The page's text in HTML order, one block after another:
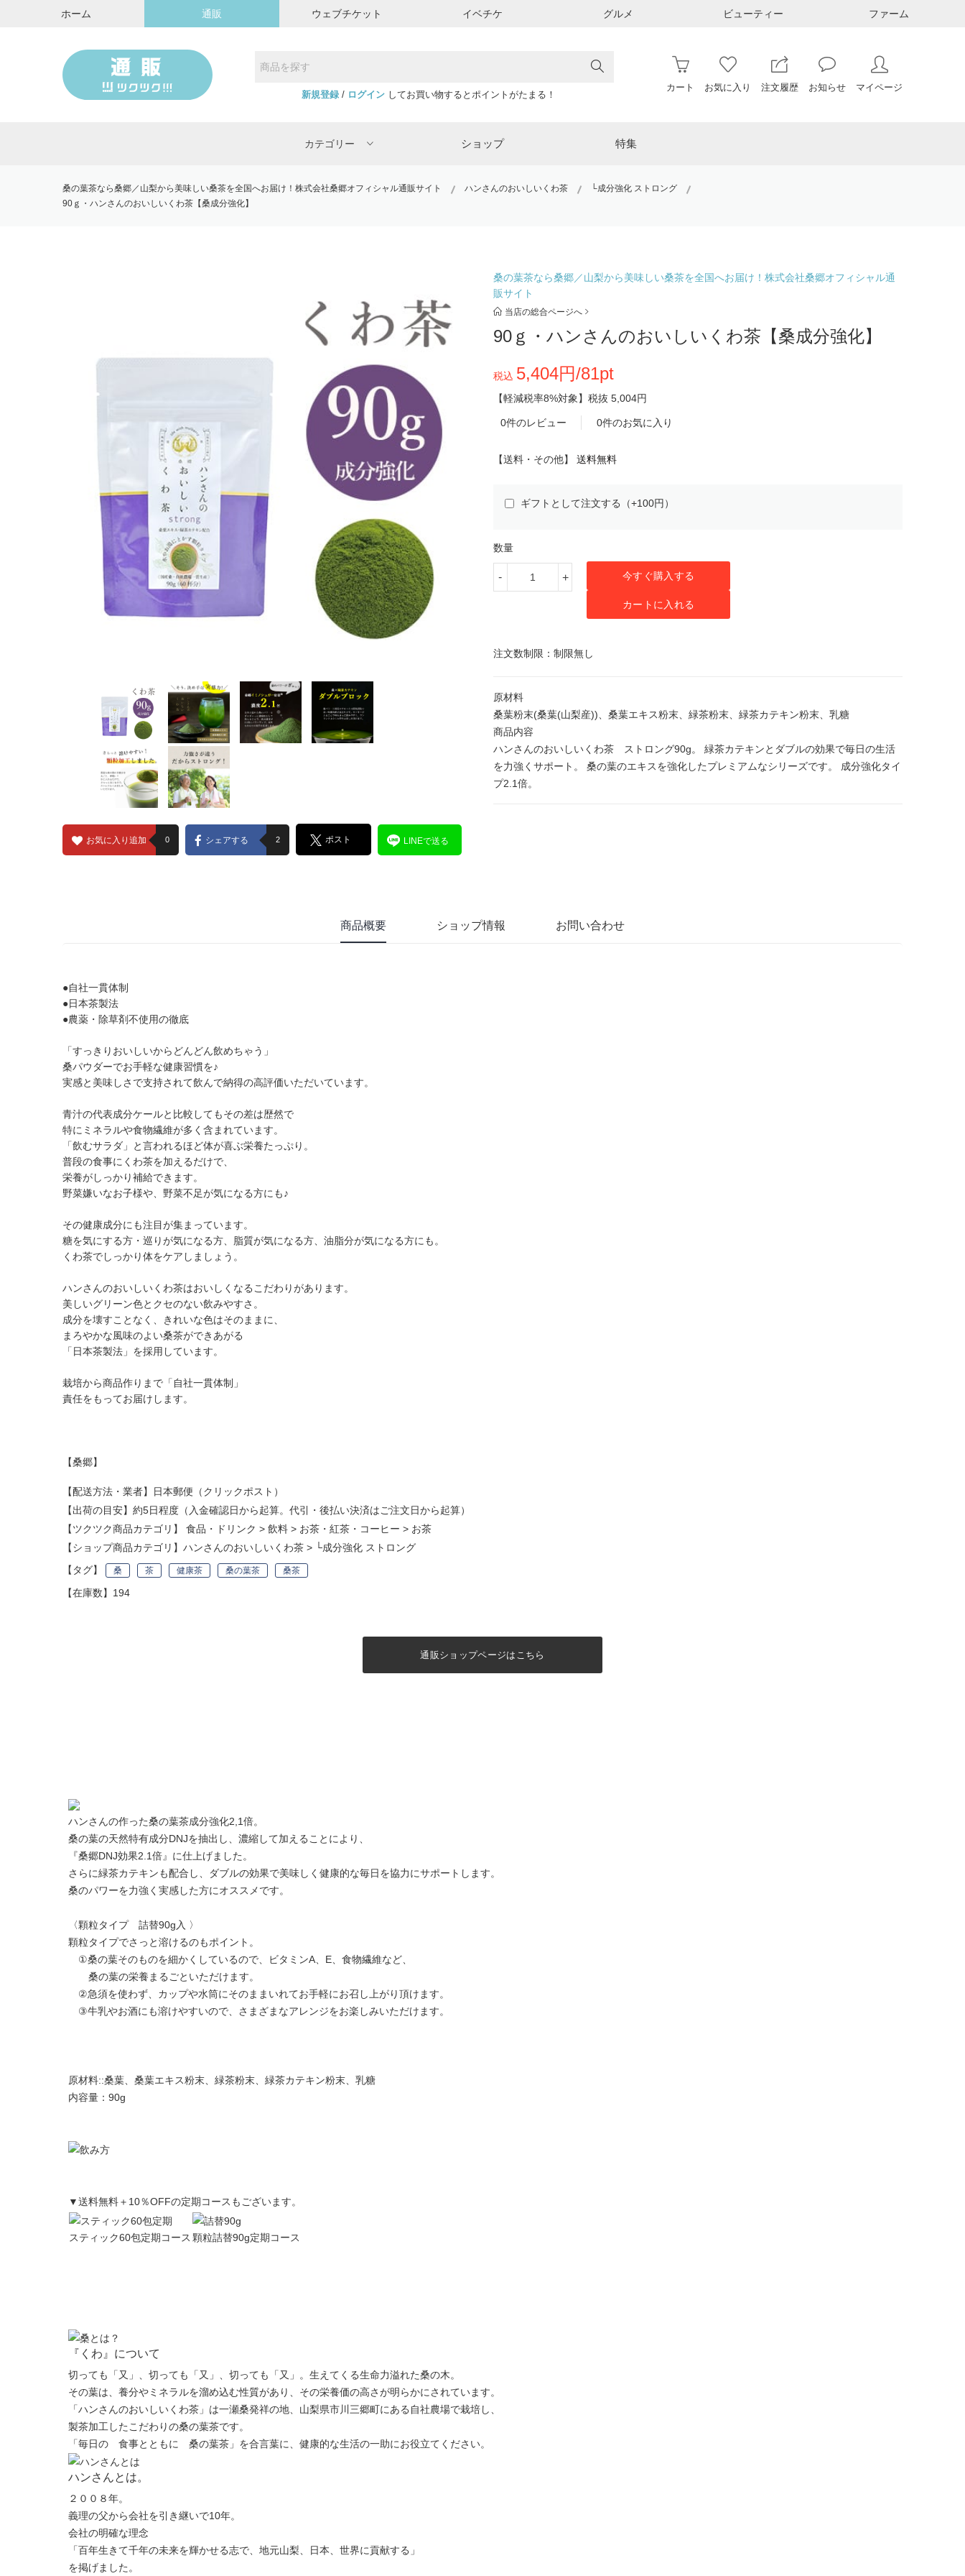
ホーム 通販 ウェブチケット イベチケ グルメ ビューティー ファーム
新規登録/ ログインしてお買い物するとポイントがたまる！
カート お気に入り 注文履歴 お知らせ マイページ
カテゴリー ショップ 特集
桑の葉茶なら桑郷／山梨から美味しい桑茶を全国へお届け！株式会社桑郷オフィシャル通販サイト ハンさんのおいしいくわ茶
└成分強化 ストロング
90ｇ・ハンさんのおいしいくわ茶【桑成分強化】
お気に入り追加 0 シェアする 2 ポスト LINEで送る
桑の葉茶なら桑郷／山梨から美味しい桑茶を全国へお届け！株式会社桑郷オフィシャル通
販サイト
当店の総合ページへ
90ｇ・ハンさんのおいしいくわ茶【桑成分強化】
税込 5,404円/81pt
【軽減税率8%対象】 税抜 5,004円
0件のレビュー 0件のお気に入り
【送料・その他】 送料無料
ギフトとして注文する（+100円）
数量
- + 今すぐ購入する
カートに入れる
注文数制限：制限無し
原材料
桑葉粉末(桑葉(山梨産))、桑葉エキス粉末、緑茶粉末、緑茶カテキン粉末、乳糖
商品内容
ハンさんのおいしいくわ茶 ストロング90g。 緑茶カテキンとダブルの効果で毎日の生活
を力強くサポート。 桑の葉のエキスを強化したプレミアムなシリーズです。 成分強化タイ
プ2.1倍。
商品概要 ショップ情報 お問い合わせ
●自社一貫体制
●日本茶製法
●農薬・除草剤不使用の徹底
「すっきりおいしいからどんどん飲めちゃう」
桑パウダーでお手軽な健康習慣を♪
実感と美味しさで支持されて飲んで納得の高評価いただいています。
青汁の代表成分ケールと比較してもその差は歴然で
特にミネラルや食物繊維が多く含まれています。
「飲むサラダ」と言われるほど体が喜ぶ栄養たっぷり。
普段の食事にくわ茶を加えるだけで、
栄養がしっかり補給できます。
野菜嫌いなお子様や、野菜不足が気になる方にも♪
その健康成分にも注目が集まっています。
糖を気にする方・巡りが気になる方、脂質が気になる方、油脂分が気になる方にも。
くわ茶でしっかり体をケアしましょう。
ハンさんのおいしいくわ茶はおいしくなるこだわりがあります。
美しいグリーン色とクセのない飲みやすさ。
成分を壊すことなく、きれいな色はそのままに、
まろやかな風味のよい桑茶ができあがる
「日本茶製法」を採用しています。
栽培から商品作りまで「自社一貫体制」
責任をもってお届けします。
【桑郷】
【配送方法・業者】日本郵便（クリックポスト）
【出荷の目安】約5日程度（入金確認日から起算。代引・後払い決済はご注文日から起算）
【ツクツク商品カテゴリ】 食品・ドリンク > 飲料 > お茶・紅茶・コーヒー > お茶
【ショップ商品カテゴリ】 ハンさんのおいしいくわ茶 > └成分強化 ストロング
【タグ】
桑 茶 健康茶 桑の葉茶 桑茶
【在庫数】194
通販ショップページはこちら
ハンさんの作った桑の葉茶成分強化2,1倍。
桑の葉の天然特有成分DNJを抽出し、濃縮して加えることにより、
『桑郷DNJ効果2.1倍』に仕上げました。
さらに緑茶カテキンも配合し、ダブルの効果で美味しく健康的な毎日を協力にサポートします。
桑のパワーを力強く実感した方にオススメです。
〈顆粒タイプ 詰替90g入 〉
顆粒タイプでさっと溶けるのもポイント。
①桑の葉そのものを細かくしているので、ビタミンA、E、食物繊維など、
桑の葉の栄養まるごといただけます。
②急須を使わず、カップや水筒にそのままいれてお手軽にお召し上がり頂けます。
③牛乳やお酒にも溶けやすいので、さまざまなアレンジをお楽しみいただけます。
原材料::桑葉、桑葉エキス粉末、緑茶粉末、緑茶カテキン粉末、乳糖
内容量：90g
▼送料無料＋10％OFFの定期コースもございます。
スティック60包定期コース 顆粒詰替90g定期コース
『くわ』について
切っても「又」、切っても「又」、切っても「又」。生えてくる生命力溢れた桑の木。
その葉は、養分やミネラルを溜め込む性質があり、その栄養価の高さが明らかにされています。
「ハンさんのおいしいくわ茶」は一瀬桑発祥の地、山梨県市川三郷町にある自社農場で栽培し、
製茶加工したこだわりの桑の葉茶です。
「毎日の 食事とともに 桑の葉茶」を合言葉に、健康的な生活の一助にお役立てください。
ハンさんとは。
２００８年。
義理の父から会社を引き継いで10年。
会社の明確な理念
「百年生きて千年の未来を輝かせる志で、地元山梨、日本、世界に貢献する」
を掲げました。